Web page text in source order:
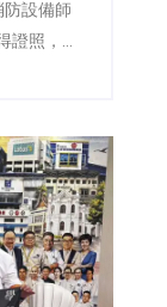
設備師
證照，展